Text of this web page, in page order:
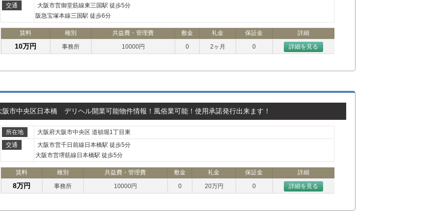
交通
大阪市営御堂筋線東三国駅 徒歩5分
阪急宝塚本線三国駅 徒歩6分
賃料 種別 共益費・管理費 敷金 礼金 保証金 詳細
10万円 事務所 10000円 0 2ヶ月 0 詳細を見る
阪市中央区日本橋 デリヘル開業可能物件情報！風俗業可能！使用承諾発行出来ます！
所在地
大阪府大阪市中央区 道頓堀1丁目東
交通
大阪市営千日前線日本橋駅 徒歩5分
大阪市営堺筋線日本橋駅 徒歩5分
賃料 種別 共益費・管理費 敷金 礼金 保証金 詳細
8万円 事務所 10000円 0 20万円 0 詳細を見る